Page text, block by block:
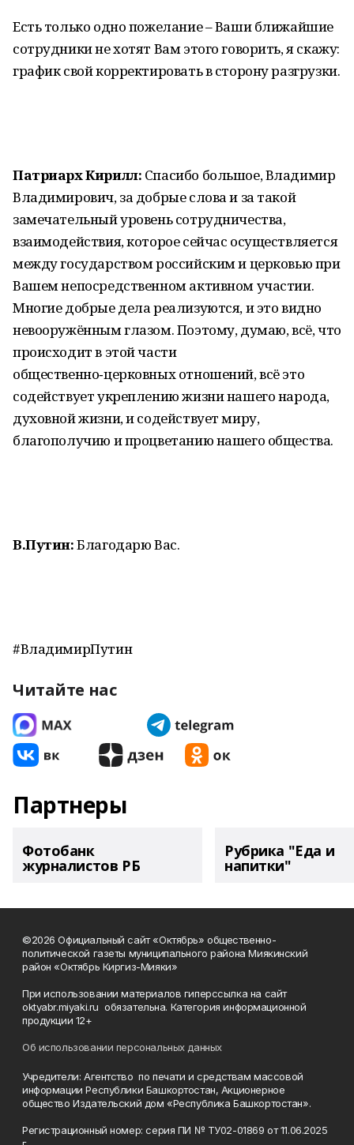
Есть только одно пожелание – Ваши ближайшие
сотрудники не хотят Вам этого говорить, я скажу:
график свой корректировать в сторону разгрузки.
Патриарх Кирилл: Спасибо большое, Владимир
Владимирович, за добрые слова и за такой
замечательный уровень сотрудничества,
взаимодействия, которое сейчас осуществляется
между государством российским и церковью при
Вашем непосредственном активном участии.
Многие добрые дела реализуются, и это видно
невооружённым глазом. Поэтому, думаю, всё, что
происходит в этой части
общественно‑церковных отношений, всё это
содействует укреплению жизни нашего народа,
духовной жизни, и содействует миру,
благополучию и процветанию нашего общества.
В.Путин:Благодарю Вас.
#ВладимирПутин
Читайте нас
Партнеры
Фотобанк
журналистов РБ
Рубрика "Еда и
напитки"
©2026 Официальный сайт «Октябрь» общественно-
политической газеты муниципального района Миякинский
район «Октябрь Киргиз-Мияки»
При использовании материалов гиперссылка на сайт
oktyabr.miyaki.ru обязательна. Категория информационной
продукции 12+
Об использовании персональных данных
Учредители: Агентство по печати и средствам массовой
информации Республики Башкортостан, Акционерное
общество Издательский дом «Республика Башкортостан».
Регистрационный номер: серия ПИ № ТУ02-01869 от 11.06.2025